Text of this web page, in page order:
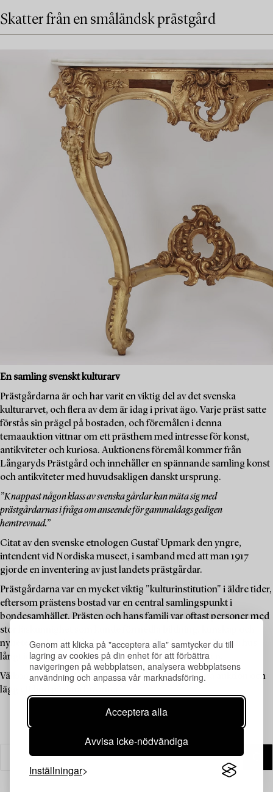
Genom att klicka på "acceptera alla" samtycker du till
lagring av cookies på din enhet för att förbättra
navigeringen på webbplatsen, analysera webbplatsens
användning och anpassa vår marknadsföring.
Acceptera alla
Avvisa icke-nödvändiga
Inställningar
Skatter från en småländsk prästgård
En samling svenskt kulturarv
Prästgårdarna är och har varit en viktig del av det svenska
kulturarvet, och flera av dem är idag i privat ägo. Varje präst satte
förstås sin prägel på bostaden, och föremålen i denna
temaauktion vittnar om ett prästhem med intresse för konst,
antikviteter och kuriosa. Auktionens föremål kommer från
Långaryds Prästgård och innehåller en spännande samling konst
och antikviteter med huvudsakligen danskt ursprung.
”Knappast någon klass av svenska gårdar kan mäta sig med
prästgårdarnas i fråga om anseende för gammaldags gedigen
hemtrevnad.”
Citat av den svenske etnologen Gustaf Upmark den yngre,
intendent vid Nordiska museet, i samband med att man 1917
gjorde en inventering av just landets prästgårdar.
Prästgårdarna var en mycket viktig "kulturinstitution" i äldre tider,
eftersom prästens bostad var en central samlingspunkt i
bondesamhället. Prästen och hans familj var oftast personer med
stor läskunnighet som kunde förmedla bildning, kunskap och
nyheter, och prästgården fungerade därför som ett "kulturhus"
långt innan sådana fanns tillgängliga för allmänheten.
Välkommen att utforska de unika föremålen i denna auktion och
lägg ett bud på dina favoriter.